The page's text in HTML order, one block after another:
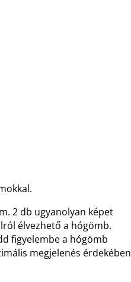
2 db ugyanolyan képet
élvezhető a hógömb.
figyelembe a hógömb
megjelenés érdekében